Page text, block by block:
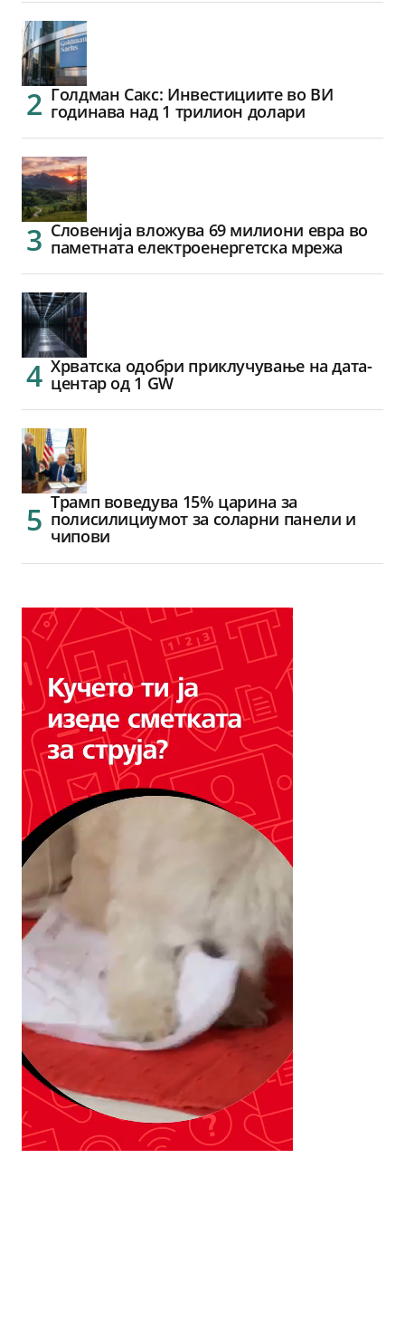
Голдман Сакс: Инвестициите во ВИ
годинава над 1 трилион долари
Словенија вложува 69 милиони евра во
паметната електроенергетска мрежа
Хрватска одобри приклучување на дата-
центар од 1 GW
Трамп воведува 15% царина за
полисилициумот за соларни панели и
чипови